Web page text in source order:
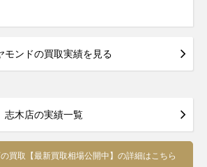
モンドの買取実績を見る
志木店の実績一覧
買取【最新買取相場公開中】の詳細はこちら